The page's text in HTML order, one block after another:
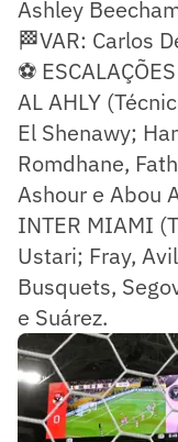
Ashley
🏁VAR: Carlos
⚽ ESCALAÇÕES
AL AHLY
El Shenawy;
Romdhane,
Ashour e Abou
INTER MIAMI
Ustari; Fray,
Busquets,
e Suárez.